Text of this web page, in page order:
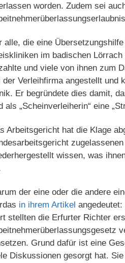
worden. Zudem sei
alle, die eine
im badischen
und viele von ihnen zum
der Verleihfirma angestellt und
Er begründete dies damit,
als „Scheinverleiherin“ eine
Arbeitsgericht hat die Klage
wissen, was
der eine oder die andere
in ihrem Artikel angedeutet:
stellten die Erfurter Richter
Grund dafür ist eine
Diskussionen gesorgt hat.